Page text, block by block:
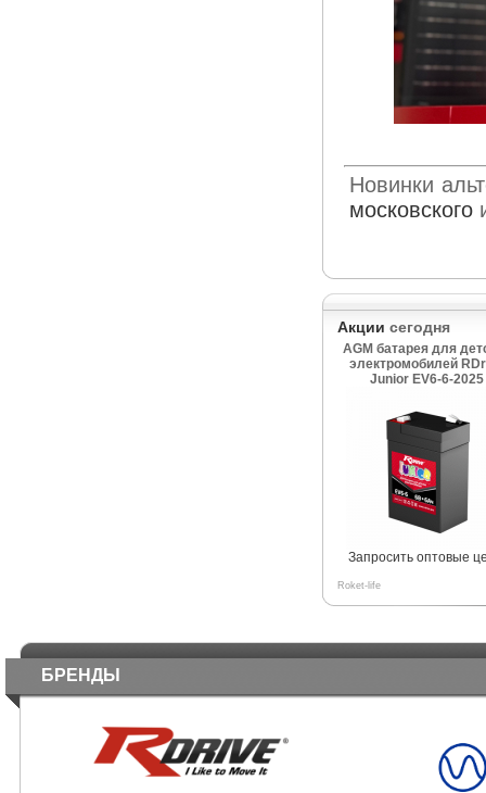
Новинки
московского
Акции сегодня
AGM батарея для
электромобилей
Junior EV6-6-2025
Запросить оптовые
Roket-life
БРЕНДЫ